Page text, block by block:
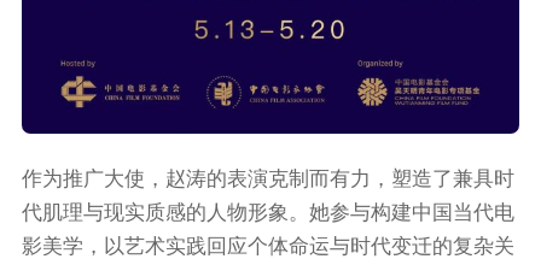
作为推广大使，赵涛的表演克制而有力，塑造了兼具时
代肌理与现实质感的人物形象。她参与构建中国当代电
影美学，以艺术实践回应个体命运与时代变迁的复杂关